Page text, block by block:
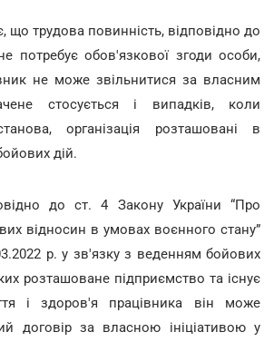
що трудова повинність, відповідно до
потребує обов'язкової згоди особи,
не може звільнитися за власним
стосується і випадків, коли
організація розташовані в
дій.
до ст. 4 Закону України “Про
відносин в умовах воєнного стану”
р. у зв'язку з веденням бойових
розташоване підприємство та існує
і здоров'я працівника він може
договір за власною ініціативою у